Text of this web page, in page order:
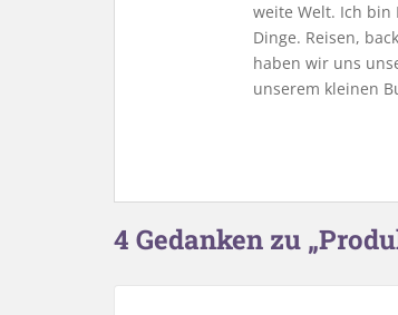
weite Welt. Ich bin
Dinge. Reisen,
haben wir uns
unserem kleinen
4 Gedanken zu